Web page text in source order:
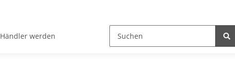
Händler werden